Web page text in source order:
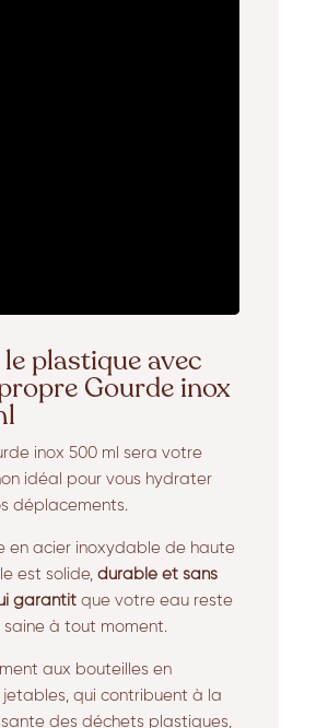
plastique avec
Gourde inox
inox 500 ml sera votre
idéal pour vous hydrater
déplacements.
en acier inoxydable de haute
est solide, durable et sans
garantitque votre eau reste
à tout moment.
aux bouteilles en
qui contribuent à la
des déchets plastiques,